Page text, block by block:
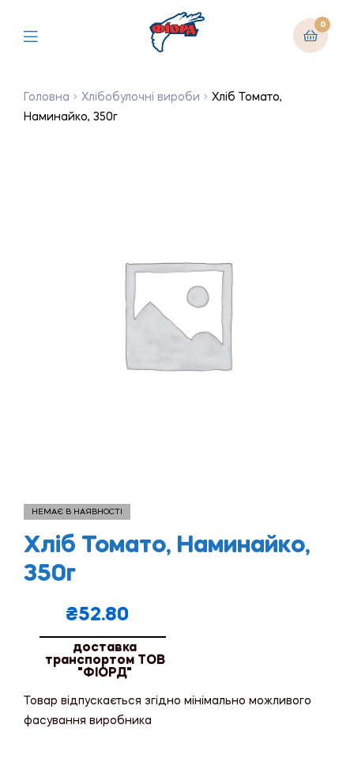
0
Головна Хлібобулочні вироби
Хліб Томато,
Наминайко, 350г
НЕМАЄ В НАЯВНОСТІ
Хліб Томато, Наминайко,
350г
₴52.80
доставка
транспортом ТОВ
"ФІОРД"
Товар відпускається згідно мінімально можливого
фасування виробника